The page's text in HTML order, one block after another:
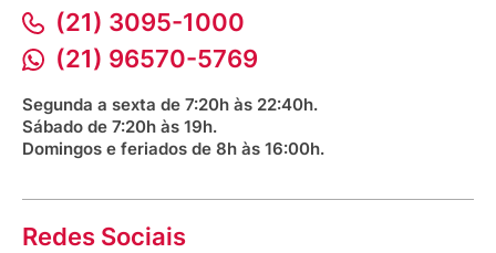
Aniversário Venancio 2025
Bioimpedância Gratuita
Fale conosco
Procon RJ
Saúde na praça
(21) 3095-1000
(21) 96570-5769
Segunda a sexta de 7:20h às 22:40h.
Sábado de 7:20h às 19h.
Domingos e feriados de 8h às 16:00h.
Redes Sociais